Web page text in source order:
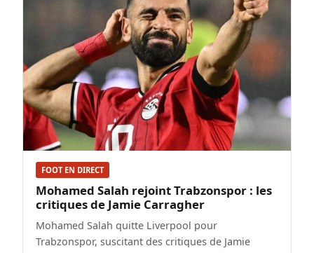
FOOT EN DIRECT
Mohamed Salah rejoint Trabzonspor : les
critiques de Jamie Carragher
Mohamed Salah quitte Liverpool pour
Trabzonspor, suscitant des critiques de Jamie